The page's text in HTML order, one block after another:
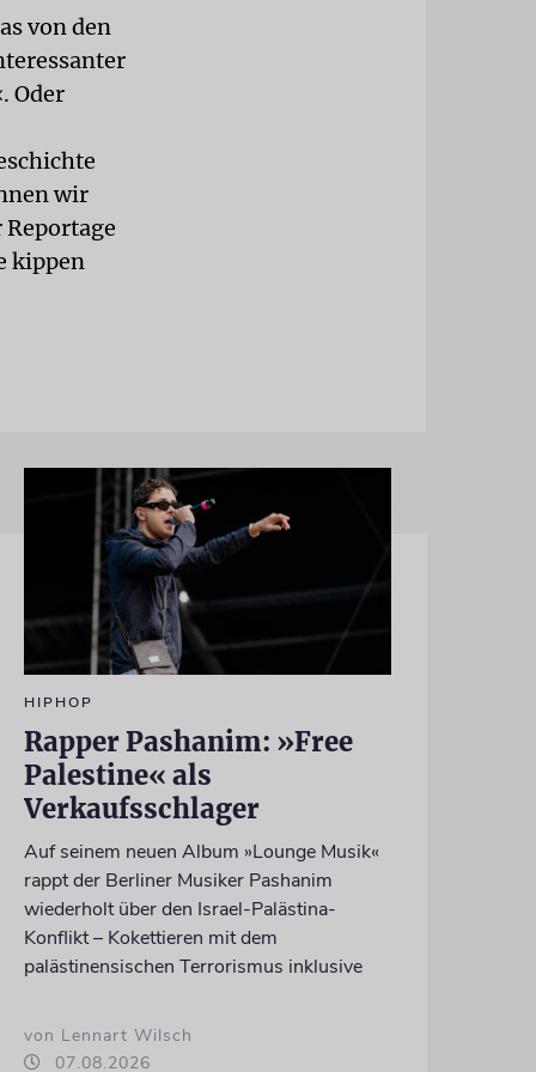
von den
Oder
wir
kippen
HIPHOP
Rapper Pashanim: »Free
Palestine« als
Verkaufsschlager
Auf seinem neuen Album »Lounge Musik«
rappt der Berliner Musiker Pashanim
wiederholt über den Israel-Palästina-
Konflikt – Kokettieren mit dem
palästinensischen Terrorismus inklusive
von Lennart Wilsch
07.08.2026